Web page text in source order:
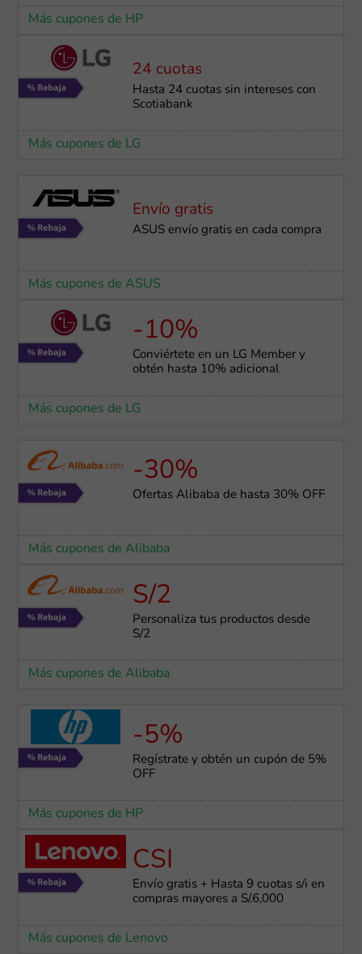
Más cupones de HP
24 cuotas
Hasta 24 cuotas sin intereses con
Scotiabank
Más cupones de LG
Envío gratis
ASUS envío gratis en cada compra
Más cupones de ASUS
-10%
Conviértete en un LG Member y
obtén hasta 10% adicional
Más cupones de LG
-30%
Ofertas Alibaba de hasta 30% OFF
Más cupones de Alibaba
S/2
Personaliza tus productos desde
S/2
Más cupones de Alibaba
-5%
Regístrate y obtén un cupón de 5%
OFF
Más cupones de HP
CSI
Envío gratis + Hasta 9 cuotas s/i en
compras mayores a S/.6,000
Más cupones de Lenovo